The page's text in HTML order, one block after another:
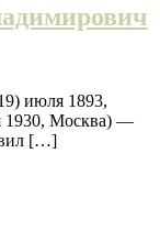
июля 1893,
1930, Москва) —
[…]